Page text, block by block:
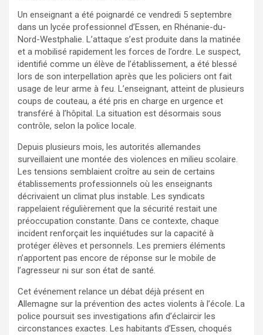
Un enseignant a été poignardé ce vendredi 5 septembre
dans un lycée professionnel d’Essen, en Rhénanie-du-
Nord-Westphalie. L’attaque s’est produite dans la matinée
et a mobilisé rapidement les forces de l’ordre. Le suspect,
identifié comme un élève de l’établissement, a été blessé
lors de son interpellation après que les policiers ont fait
usage de leur arme à feu. L’enseignant, atteint de plusieurs
coups de couteau, a été pris en charge en urgence et
transféré à l’hôpital. La situation est désormais sous
contrôle, selon la police locale.
Depuis plusieurs mois, les autorités allemandes
surveillaient une montée des violences en milieu scolaire.
Les tensions semblaient croître au sein de certains
établissements professionnels où les enseignants
décrivaient un climat plus instable. Les syndicats
rappelaient régulièrement que la sécurité restait une
préoccupation constante. Dans ce contexte, chaque
incident renforçait les inquiétudes sur la capacité à
protéger élèves et personnels. Les premiers éléments
n’apportent pas encore de réponse sur le mobile de
l’agresseur ni sur son état de santé.
Cet événement relance un débat déjà présent en
Allemagne sur la prévention des actes violents à l’école. La
police poursuit ses investigations afin d’éclaircir les
circonstances exactes. Les habitants d’Essen, choqués